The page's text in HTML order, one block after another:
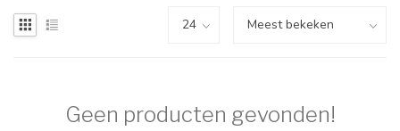
Geen producten gevonden!